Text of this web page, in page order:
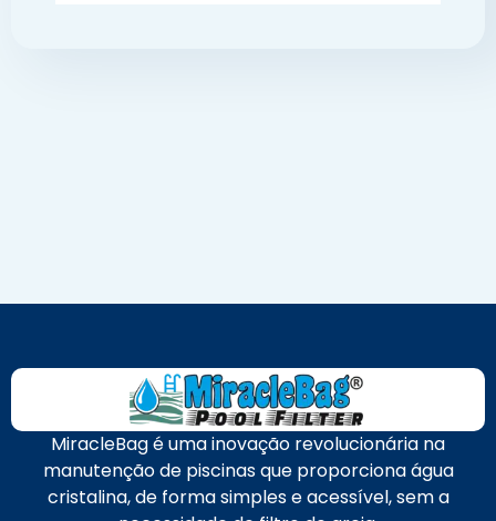
MiracleBag é uma inovação revolucionária na
manutenção de piscinas que proporciona água
cristalina, de forma simples e acessível, sem a